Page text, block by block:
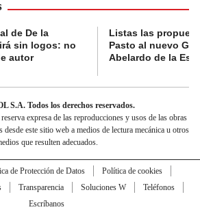
de De la
sin logos: no
autor
Listas las
Pasto al nuevo
Abelardo de la
S.A. Todos los derechos reservados.
expresa de las reproducciones y usos de las obras
desde este sitio web a medios de lectura mecánica u otros
que resulten adecuados.
de Protección de Datos
Política de cookies
Transparencia Soluciones W
Teléfonos
Escríbanos